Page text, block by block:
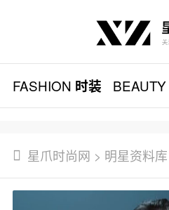
FASHION 时装 BEAUTY
星爪时尚网 > 明星资料库